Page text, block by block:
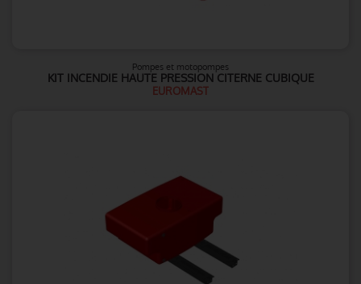
Pompes et motopompes
KIT INCENDIE HAUTE PRESSION CITERNE CUBIQUE
EUROMAST